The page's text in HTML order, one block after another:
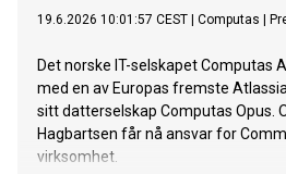
19.6.2026 10:01:57 CEST Computas
Det norske IT-selskapet Computas
med en av Europas fremste
sitt datterselskap Computas Opus.
Hagbartsen får nå ansvar for
virksomhet.